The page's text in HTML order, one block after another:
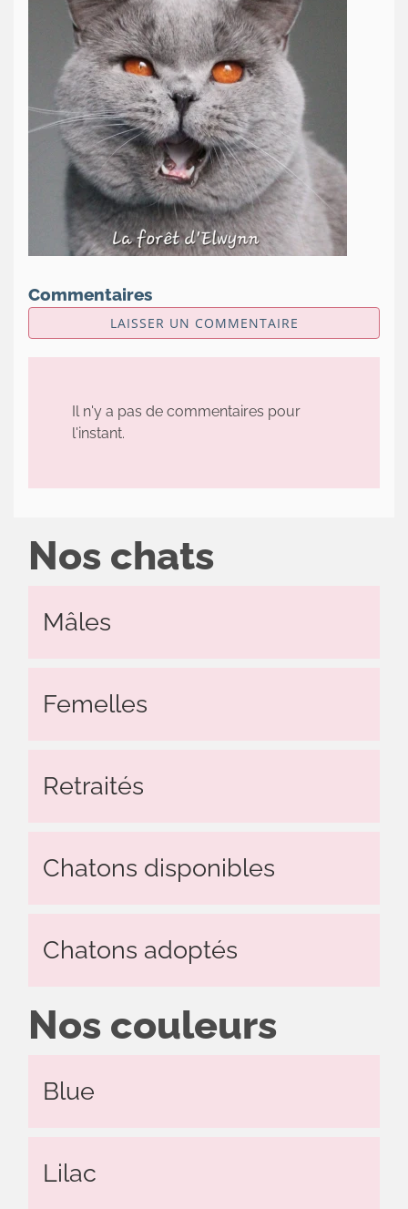
Commentaires
LAISSER UN COMMENTAIRE
Il n'y a pas de commentaires pour
l'instant.
Nos chats
Mâles
Femelles
Retraités
Chatons disponibles
Chatons adoptés
Nos couleurs
Blue
Lilac